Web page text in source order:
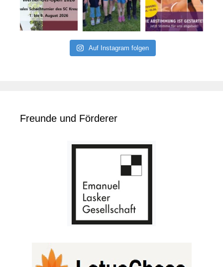
Auf Instagram folgen
Freunde und Förderer